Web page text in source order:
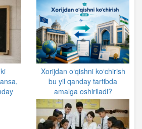
Xorijdan o‘qishni ko‘chirish
bu yil qanday tartibda
amalga oshiriladi?